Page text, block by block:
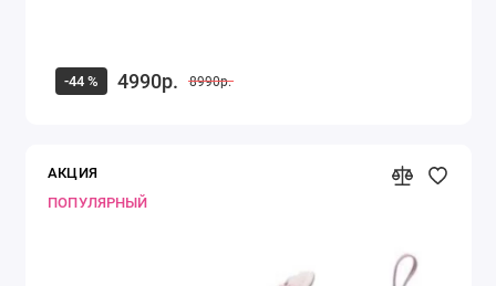
-44 % 4990р. 8990р.
АКЦИЯ
ПОПУЛЯРНЫЙ